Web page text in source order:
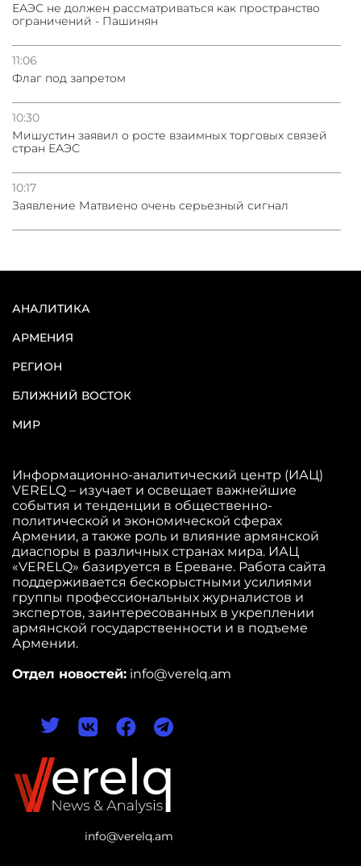
ЕАЭС не должен рассматриваться как пространство
ограничений - Пашинян
11:06
Флаг под запретом
10:30
Мишустин заявил о росте взаимных торговых связей
стран ЕАЭС
10:17
Заявление Матвиено очень серьезный сигнал
info@verelq.am
АНАЛИТИКА
АРМЕНИЯ
РЕГИОН
БЛИЖНИЙ ВОСТОК
МИР
Информационно-аналитический центр (ИАЦ)
VERELQ – изучает и освещает важнейшие
события и тенденции в общественно-
политической и экономической сферах
Армении, а также роль и влияние армянской
диаспоры в различных странах мира. ИАЦ
«VERELQ» базируется в Ереване. Работа сайта
поддерживается бескорыстными усилиями
группы профессиональных журналистов и
экспертов, заинтересованных в укреплении
армянской государственности и в подъеме
Армении.
Отдел новостей: info@verelq.am